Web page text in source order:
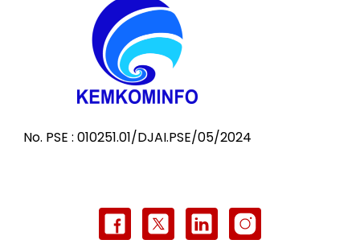
No. PSE : 010251.01/DJAI.PSE/05/2024